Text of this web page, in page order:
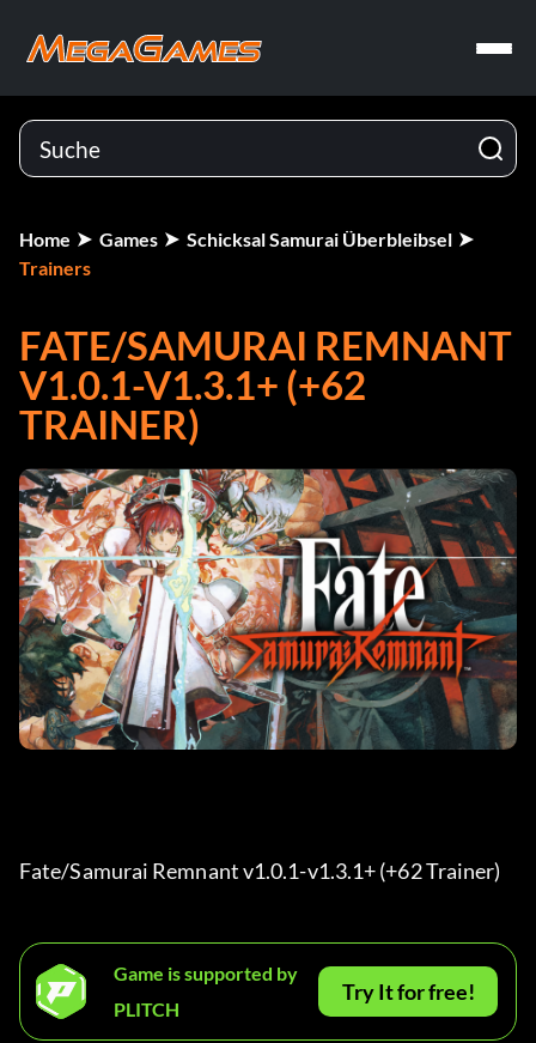
Home Games
Schicksal Samurai Überbleibsel
Trainers
FATE/SAMURAI REMNANT
V1.0.1-V1.3.1+ (+62
TRAINER)
Fate/Samurai Remnant v1.0.1-v1.3.1+ (+62 Trainer)
Game is supported by
PLITCH
Try It for free!